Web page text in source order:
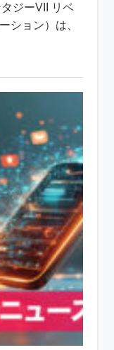
ジーVII リベ
ション）は、